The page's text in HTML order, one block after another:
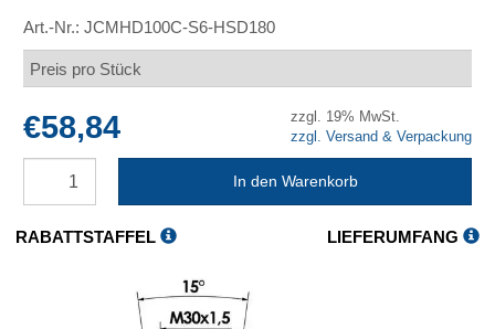
Art.-Nr.: JCMHD100C-S6-HSD180
Preis pro Stück
€58,84
zzgl. 19% MwSt.
zzgl. Versand & Verpackung
In den Warenkorb
RABATTSTAFFEL LIEFERUMFANG